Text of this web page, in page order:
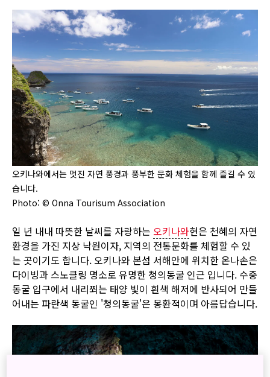
오키나와에서는 멋진 자연 풍경과 풍부한 문화 체험을 함께 즐길 수 있
습니다.
Photo: ©︎ Onna Tourisum Association
일 년 내내 따뜻한 날씨를 자랑하는 오키나와현은 천혜의 자연
환경을 가진 지상 낙원이자, 지역의 전통문화를 체험할 수 있
는 곳이기도 합니다. 오키나와 본섬 서해안에 위치한 온나손은
다이빙과 스노클링 명소로 유명한 청의동굴 인근 입니다. 수중
동굴 입구에서 내리쬐는 태양 빛이 흰색 해저에 반사되어 만들
어내는 파란색 동굴인 '청의동굴'은 몽환적이며 아름답습니다.